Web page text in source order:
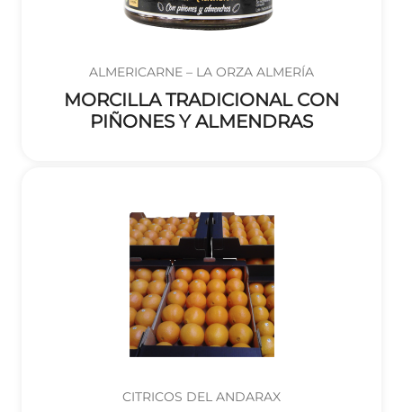
ALMERICARNE – LA ORZA ALMERÍA
MORCILLA TRADICIONAL CON
PIÑONES Y ALMENDRAS
CITRICOS DEL ANDARAX